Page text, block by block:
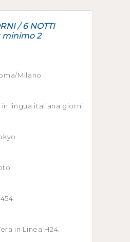
/ 6 NOTTI
minimo 2
Milano
in lingua italiana giorni
454
in Linea H24.